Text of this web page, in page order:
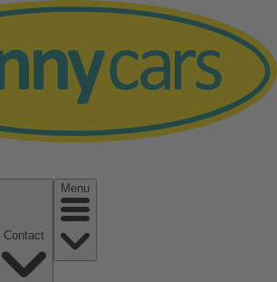
Menu